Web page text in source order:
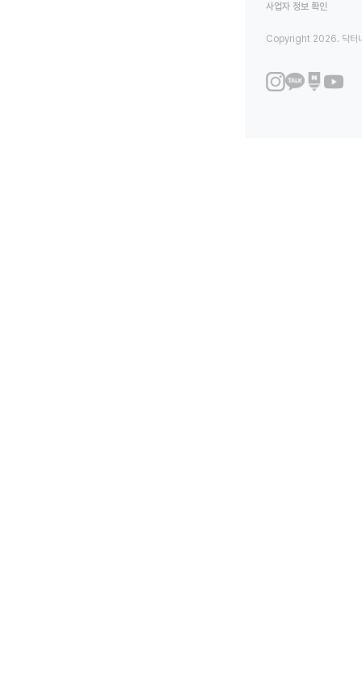
사업자 정보 확인
Copyright 2026. 닥터